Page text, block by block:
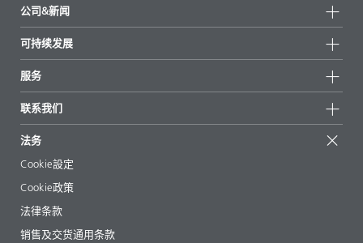
所有产品
重点推荐
公司&新闻
新闻
新闻和媒体
地区和分销商
展会和活动
可持续发展
可持续产品
成功案例
EcoVadis
认证
服务
起始配方
文章
电子书
法规事务
助剂指南 App
视频
联系我们
法务
Cookie設定
Cookie政策
法律条款
销售及交货通用条款